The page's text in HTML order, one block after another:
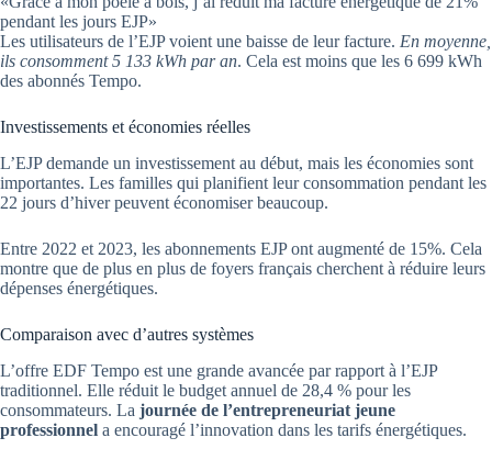
pendant les jours EJP»
Les utilisateurs de l’EJP voient une baisse de leur facture. En moyenne,
ils consomment 5 133 kWh par an. Cela est moins que les 6 699 kWh
des abonnés Tempo.
Investissements et économies réelles
L’EJP demande un investissement au début, mais les économies sont
importantes. Les familles qui planifient leur consommation pendant les
22 jours d’hiver peuvent économiser beaucoup.
Entre 2022 et 2023, les abonnements EJP ont augmenté de 15%. Cela
montre que de plus en plus de foyers français cherchent à réduire leurs
dépenses énergétiques.
Comparaison avec d’autres systèmes
L’offre EDF Tempo est une grande avancée par rapport à l’EJP
traditionnel. Elle réduit le budget annuel de 28,4 % pour les
consommateurs. La journée de l’entrepreneuriat jeune
professionnel a encouragé l’innovation dans les tarifs énergétiques.